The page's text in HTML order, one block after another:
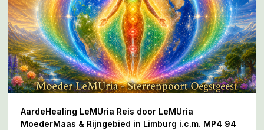
AardeHealing LeMUria Reis door LeMUria
MoederMaas & Rijngebied in Limburg i.c.m. MP4 94